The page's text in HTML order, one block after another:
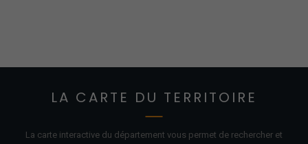
LA CARTE DU TERRITOIRE
La carte interactive du département vous permet de rechercher et